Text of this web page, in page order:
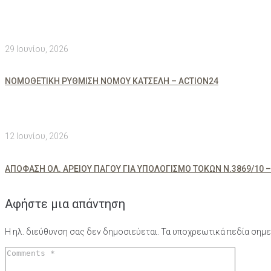
29 Ιουνίου, 2026
ΝΟΜΟΘΕΤΙΚΗ ΡΥΘΜΙΣΗ ΝΟΜΟΥ ΚΑΤΣΕΛΗ – ACTION24
12 Ιουνίου, 2026
ΑΠΟΦΑΣΗ ΟΛ. ΑΡΕΙΟΥ ΠΑΓΟΥ ΓΙΑ ΥΠΟΛΟΓΙΣΜΟ ΤΟΚΩΝ Ν.3869/10 –
Αφήστε μια απάντηση
Η ηλ. διεύθυνση σας δεν δημοσιεύεται. Τα υποχρεωτικά πεδία